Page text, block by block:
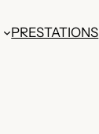
PRESTATIONS